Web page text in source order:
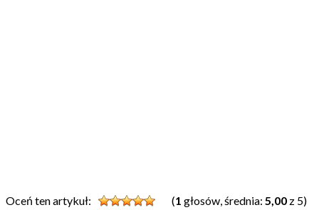
Oceń ten artykuł: (1 głosów, średnia: 5,00 z 5)